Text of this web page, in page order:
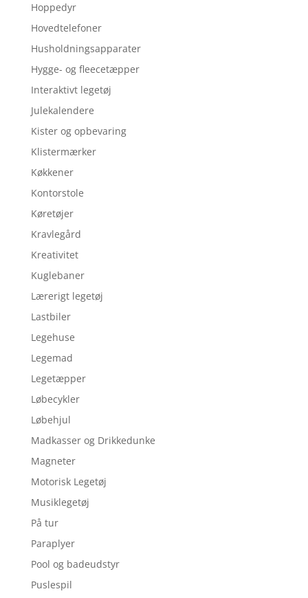
Hoppedyr
Hovedtelefoner
Husholdningsapparater
Hygge- og fleecetæpper
Interaktivt legetøj
Julekalendere
Kister og opbevaring
Klistermærker
Køkkener
Kontorstole
Køretøjer
Kravlegård
Kreativitet
Kuglebaner
Lærerigt legetøj
Lastbiler
Legehuse
Legemad
Legetæpper
Løbecykler
Løbehjul
Madkasser og Drikkedunke
Magneter
Motorisk Legetøj
Musiklegetøj
På tur
Paraplyer
Pool og badeudstyr
Puslespil